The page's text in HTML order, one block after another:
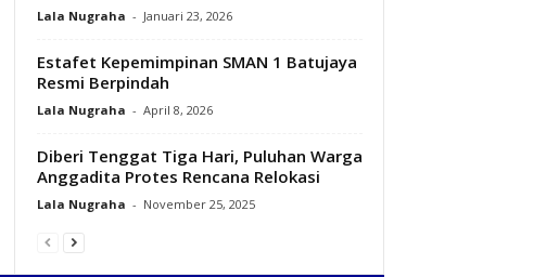
Lala Nugraha - Januari 23, 2026
Estafet Kepemimpinan SMAN 1 Batujaya
Resmi Berpindah
Lala Nugraha - April 8, 2026
Diberi Tenggat Tiga Hari, Puluhan Warga
Anggadita Protes Rencana Relokasi
Lala Nugraha - November 25, 2025